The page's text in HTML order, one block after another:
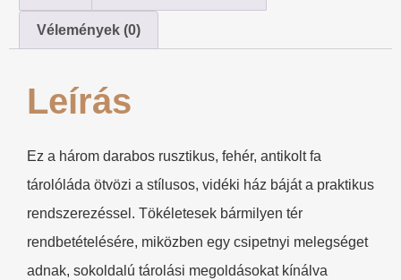
Vélemények (0)
Leírás
Ez a három darabos rusztikus, fehér, antikolt fa
tárolóláda ötvözi a stílusos, vidéki ház báját a praktikus
rendszerezéssel. Tökéletesek bármilyen tér
rendbetételésére, miközben egy csipetnyi melegséget
adnak, sokoldalú tárolási megoldásokat kínálva